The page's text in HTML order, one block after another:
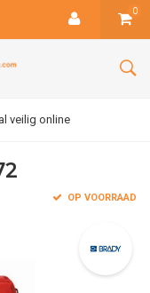
0
veilig online
OP VOORRAAD